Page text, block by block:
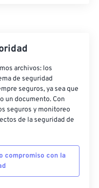
archivos: los
de seguridad
seguros, ya sea que
un documento. Con
seguros y monitoreo
de la seguridad de
compromiso con la